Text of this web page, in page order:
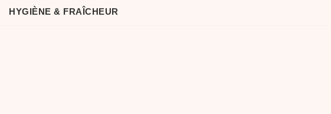
HYGIÈNE & FRAÎCHEUR